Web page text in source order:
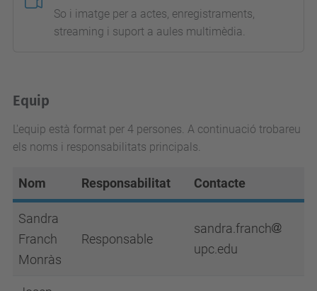
So i imatge per a actes, enregistraments,
streaming i suport a aules multimèdia.
Equip
L'equip està format per 4 persones. A continuació trobareu
els noms i responsabilitats principals.
Nom Responsabilitat Contacte
Sandra
Franch
Monràs
Responsable
sandra.franch
upc.edu